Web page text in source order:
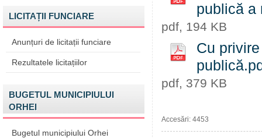
LICITAȚII FUNCIARE
Anunțuri de licitații funciare
Rezultatele licitațiilor
BUGETUL MUNICIPIULUI
ORHEI
Bugetul municipiului Orhei
publică a
pdf, 194 KB
Cu
pdf, 379 KB
Accesări: 4453